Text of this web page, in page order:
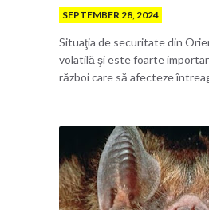
SEPTEMBER 28, 2024
Situaţia de securitate din
volatilă şi este foarte
război care să afecteze